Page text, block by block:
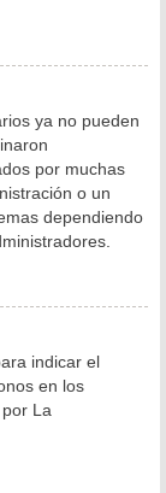
ya no pueden
por muchas
o un
dependiendo
indicar el
en los
La